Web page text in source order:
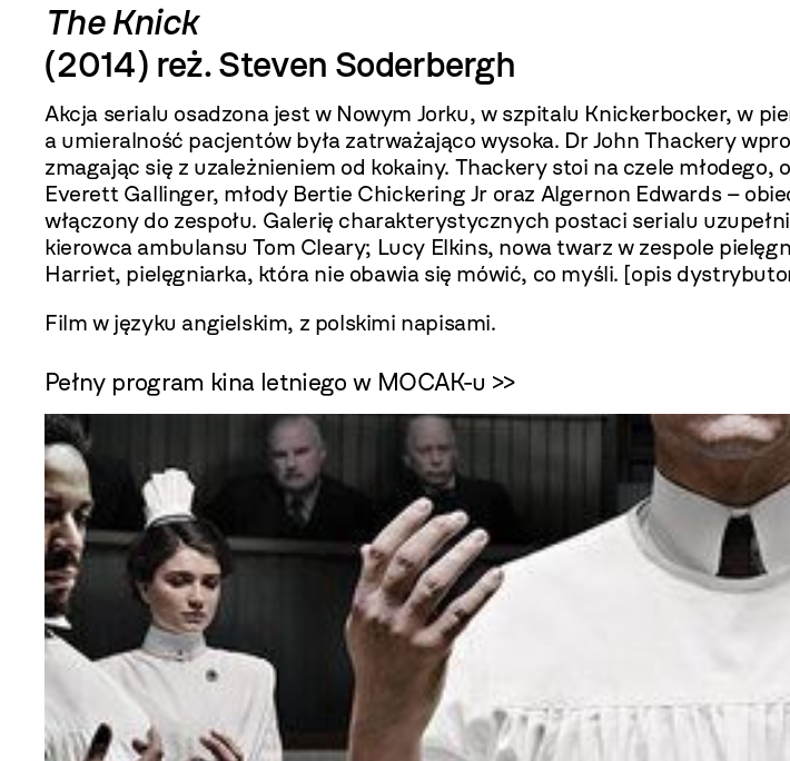
The Knick
(2014) reż. Steven Soderbergh
Akcja serialu osadzona jest w Nowym Jorku, w szpitalu Knickerbocker, w
a umieralność pacjentów była zatrważająco wysoka. Dr John Thackery
zmagając się z uzależnieniem od kokainy. Thackery stoi na czele
Everett Gallinger, młody Bertie Chickering Jr oraz Algernon Edwards –
włączony do zespołu. Galerię charakterystycznych postaci serialu
kierowca ambulansu Tom Cleary; Lucy Elkins, nowa twarz w zespole
Harriet, pielęgniarka, która nie obawia się mówić, co myśli. [opis
Film w języku angielskim, z polskimi napisami.
Pełny program kina letniego w MOCAK-u >>